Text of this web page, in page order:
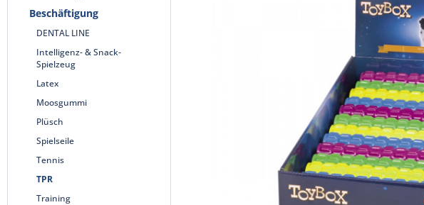
Beschäftigung
DENTAL LINE
Intelligenz- & Snack-
Spielzeug
Latex
Moosgummi
Plüsch
Spielseile
Tennis
TPR
Training